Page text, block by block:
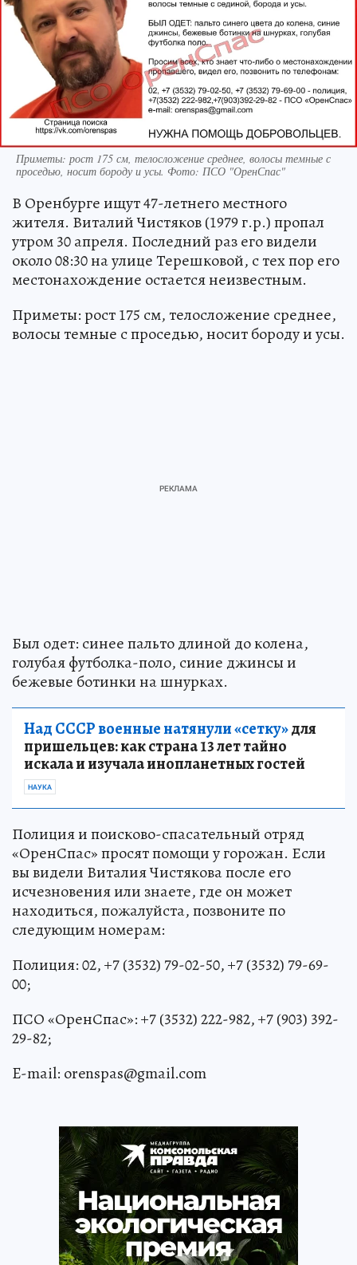
Приметы: рост 175 см, телосложение среднее, волосы темные с
проседью, носит бороду и усы. Фото: ПСО "ОренСпас"
В Оренбурге ищут 47-летнего местного
жителя. Виталий Чистяков (1979 г.р.) пропал
утром 30 апреля. Последний раз его видели
около 08:30 на улице Терешковой, с тех пор его
местонахождение остается неизвестным.
Приметы: рост 175 см, телосложение среднее,
волосы темные с проседью, носит бороду и усы.
Был одет: синее пальто длиной до колена,
голубая футболка-поло, синие джинсы и
бежевые ботинки на шнурках.
Над СССР военные натянули «сетку»для
пришельцев: как страна 13 лет тайно
искала и изучала инопланетных гостей
НАУКА
Полиция и поисково-спасательный отряд
«ОренСпас» просят помощи у горожан. Если
вы видели Виталия Чистякова после его
исчезновения или знаете, где он может
находиться, пожалуйста, позвоните по
следующим номерам:
Полиция: 02, +7 (3532) 79-02-50, +7 (3532) 79-69-
00;
ПСО «ОренСпас»: +7 (3532) 222-982, +7 (903) 392-
29-82;
E-mail: orenspas@gmail.com